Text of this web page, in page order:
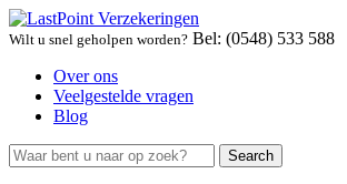
Wilt u snel geholpen worden? Bel: (0548) 533 588
Over ons
Veelgestelde vragen
Blog